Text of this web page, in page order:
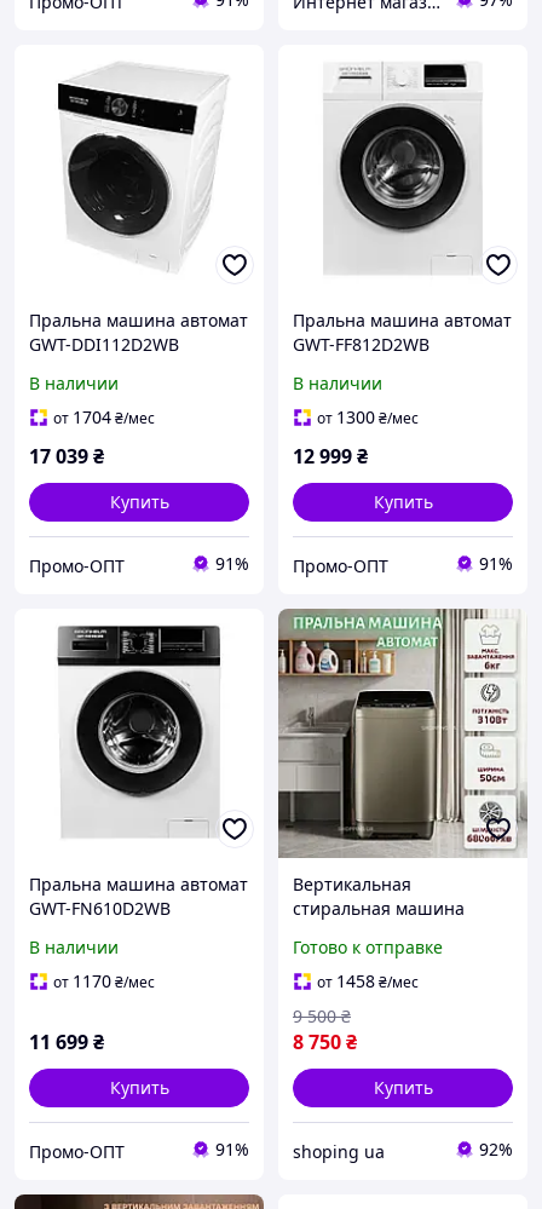
Пральна машина автомат
GWT-DDI112D2WB
В наличии
от 1704₴/мес
17 039₴
Купить
Промо-ОПТ 91%
Пральна машина автомат
GWT-FF812D2WB
В наличии
от 1300₴/мес
12 999₴
Купить
Промо-ОПТ 91%
Пральна машина автомат
GWT-FN610D2WB
В наличии
от 1170₴/мес
11 699₴
Купить
Промо-ОПТ 91%
Вертикальная
стиральная машина
Автоматическая
стиральная машина на
6кг Стиралка Экономная
стиральная машина
310Вт
Готово к отправке
от 1458₴/мес
8 750₴
9 500 ₴
Купить
shoping ua 92%